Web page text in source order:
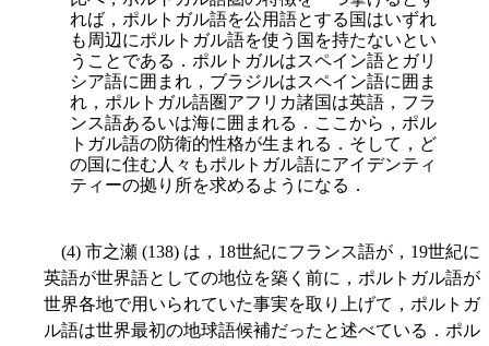
れば，ポルトガル語を公用語とする国はいずれ
も周辺にポルトガル語を使う国を持たないとい
うことである．ポルトガルはスペイン語とガリ
シア語に囲まれ，ブラジルはスペイン語に囲ま
れ，ポルトガル語圏アフリカ諸国は英語，フラ
ンス語あるいは海に囲まれる．ここから，ポル
トガル語の防衛的性格が生まれる．そして，ど
の国に住む人々もポルトガル語にアイデンティ
ティーの拠り所を求めるようになる．
(4) 市之瀬 (138) は，18世紀にフランス語が，19世紀に
英語が世界語としての地位を築く前に，ポルトガル語が
世界各地で用いられていた事実を取り上げて，ポルトガ
ル語は世界最初の地球語候補だったと述べている．ポル